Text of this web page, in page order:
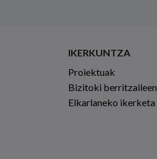
IKERKUNTZA
Proiektuak
Bizitoki berritzaileen
Elkarlaneko ikerketa